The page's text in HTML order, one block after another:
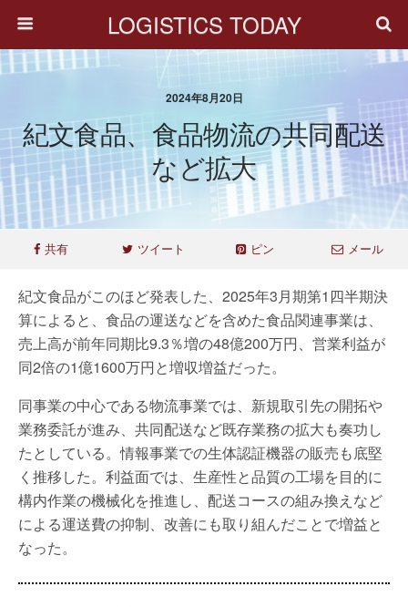
LOGISTICS TODAY
2024年8月20日
紀文食品、食品物流の共同配送
など拡大
共有 ツイート ピン メール
紀文食品がこのほど発表した、2025年3月期第1四半期決
算によると、食品の運送などを含めた食品関連事業は、
売上高が前年同期比9.3％増の48億200万円、営業利益が
同2倍の1億1600万円と増収増益だった。
同事業の中心である物流事業では、新規取引先の開拓や
業務委託が進み、共同配送など既存業務の拡大も奏功し
たとしている。情報事業での生体認証機器の販売も底堅
く推移した。利益面では、生産性と品質の工場を目的に
構内作業の機械化を推進し、配送コースの組み換えなど
による運送費の抑制、改善にも取り組んだことで増益と
なった。